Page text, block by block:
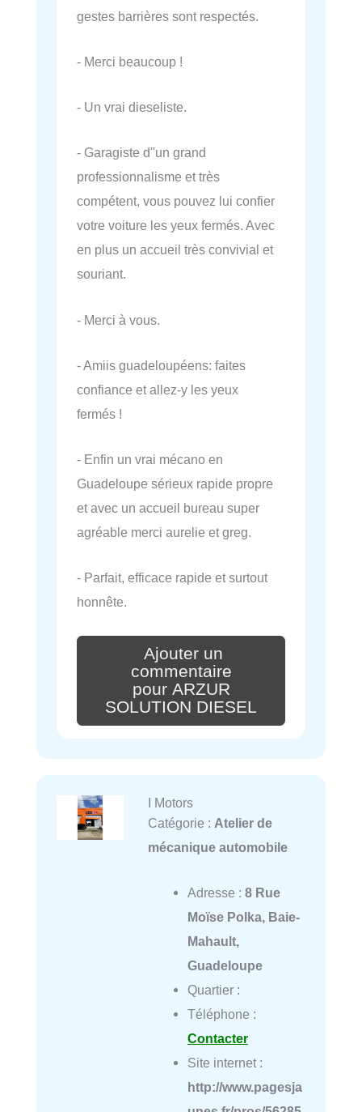
gestes barrières sont respectés.
- Merci beaucoup !
- Un vrai dieseliste.
- Garagiste d''un grand
professionnalisme et très
compétent, vous pouvez lui confier
votre voiture les yeux fermés. Avec
en plus un accueil très convivial et
souriant.
- Merci à vous.
- Amiis guadeloupéens: faites
confiance et allez-y les yeux
fermés !
- Enfin un vrai mécano en
Guadeloupe sérieux rapide propre
et avec un accueil bureau super
agréable merci aurelie et greg.
- Parfait, efficace rapide et surtout
honnête.
Ajouter un
commentaire
pour ARZUR
SOLUTION DIESEL
I Motors
Catégorie : Atelier de
mécanique automobile
Adresse : 8 Rue
Moïse Polka, Baie-
Mahault,
Guadeloupe
Quartier :
Téléphone :
Contacter
Site internet :
http://www.pagesja